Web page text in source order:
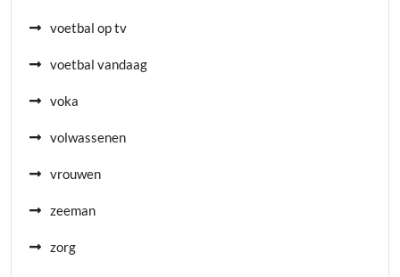
voetbal op tv
voetbal vandaag
voka
volwassenen
vrouwen
zeeman
zorg